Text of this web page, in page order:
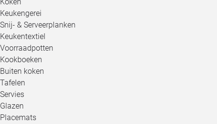
Keukengerei
Snij- & Serveerplanken
Keukentextiel
Voorraadpotten
Kookboeken
Buiten koken
Tafelen
Servies
Glazen
Placemats